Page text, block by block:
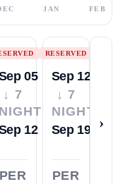
JAN FEB
05
↓ 7
NIGHTS
12
PER
RESERVED
Sep 12
↓ 7
NIGHTS
Sep 19
PER
›